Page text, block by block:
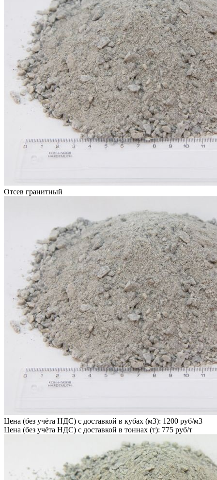
Отсев гранитный
Цена (без учёта НДС) с доставкой в кубах (м3): 1200 руб/м3
Цена (без учёта НДС) с доставкой в тоннах (т): 775 руб/т